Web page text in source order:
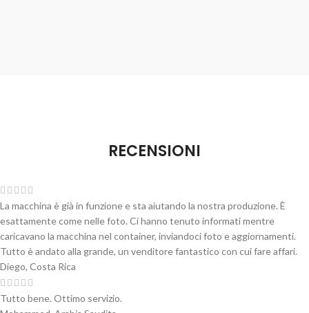
RECENSIONI
La macchina è già in funzione e sta aiutando la nostra produzione. È
esattamente come nelle foto. Ci hanno tenuto informati mentre
caricavano la macchina nel container, inviandoci foto e aggiornamenti.
Tutto è andato alla grande, un venditore fantastico con cui fare affari.
Diego, Costa Rica
Tutto bene. Ottimo servizio.